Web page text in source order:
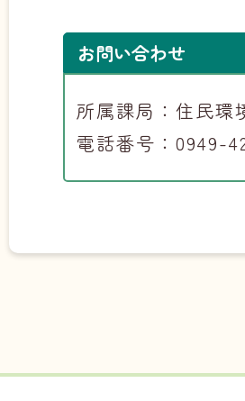
お問い合わせ
所属課局：住民環
電話番号：0949-